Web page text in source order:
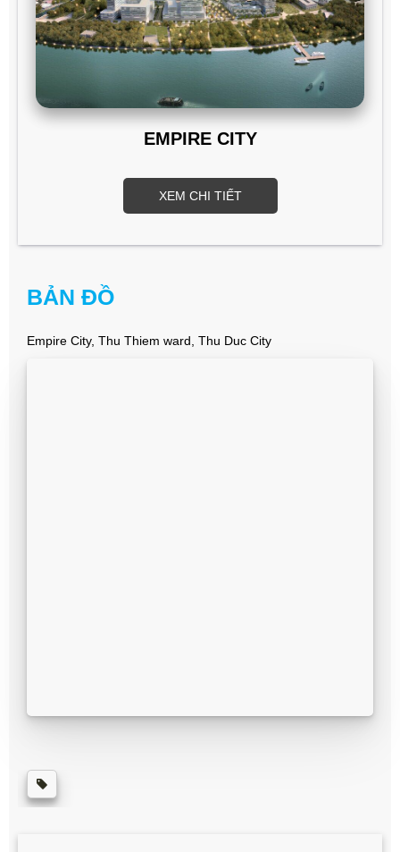
EMPIRE CITY
XEM CHI TIẾT
BẢN ĐỒ
Empire City, Thu Thiem ward, Thu Duc City